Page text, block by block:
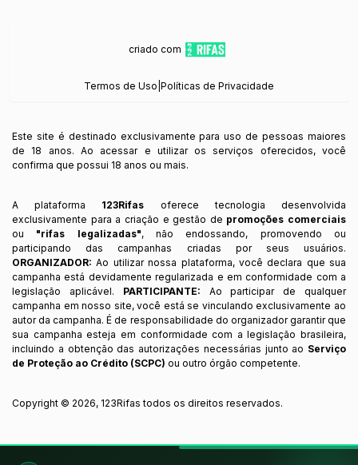
criado com
Termos de Uso Políticas de Privacidade
Este site é destinado exclusivamente para uso de pessoas maiores
de 18 anos. Ao acessar e utilizar os serviços oferecidos, você
confirma que possui 18 anos ou mais.
A plataforma 123Rifas oferece tecnologia desenvolvida
exclusivamente para a criação e gestão de promoções comerciais
ou "rifas legalizadas", não endossando, promovendo ou
participando das campanhas criadas por seus usuários.
ORGANIZADOR: Ao utilizar nossa plataforma, você declara que sua
campanha está devidamente regularizada e em conformidade com a
legislação aplicável. PARTICIPANTE: Ao participar de qualquer
campanha em nosso site, você está se vinculando exclusivamente ao
autor da campanha. É de responsabilidade do organizador garantir que
sua campanha esteja em conformidade com a legislação brasileira,
incluindo a obtenção das autorizações necessárias junto ao Serviço
de Proteção ao Crédito (SCPC) ou outro órgão competente.
Copyright © 2026, 123Rifas todos os direitos reservados.